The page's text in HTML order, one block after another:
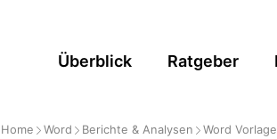
Überblick Ratgeber
Home Word Berichte & Analysen Word